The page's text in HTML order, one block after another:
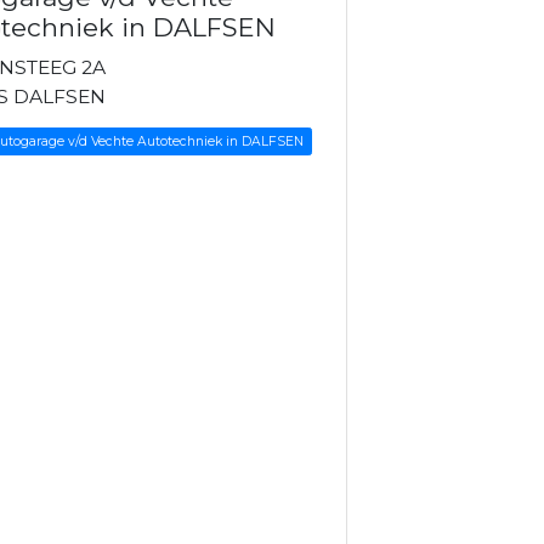
in DALFSEN
2A
DALFSEN
v/d Vechte Autotechniek in DALFSEN